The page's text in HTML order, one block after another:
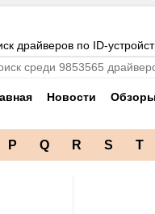
драйверов по ID-
Новости Обзоры
P Q R S T